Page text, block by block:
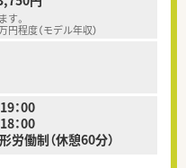
す。
程度（モデル年収）
：00
00
働制（休憩60分）